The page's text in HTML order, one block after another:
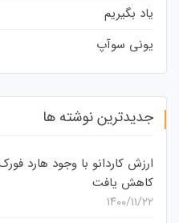
یاد بگیریم
یونی سوآپ
جدیدترین نوشته ها
کاهش یافت
۱۴۰۰/۱۱/۲۲